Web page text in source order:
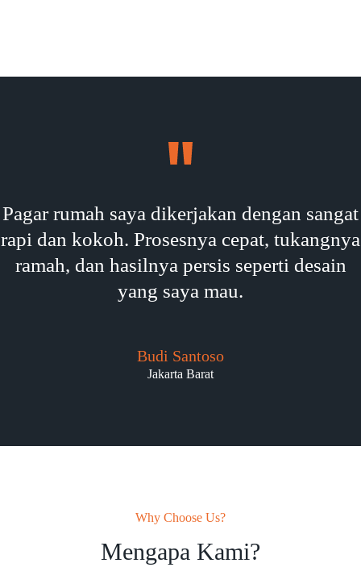
Pagar rumah saya dikerjakan dengan sangat
rapi dan kokoh. Prosesnya cepat, tukangnya
ramah, dan hasilnya persis seperti desain
yang saya mau.
Budi Santoso
Jakarta Barat
Why Choose Us?
Mengapa Kami?